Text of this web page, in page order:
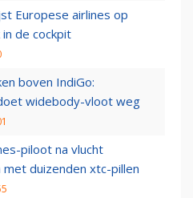
Europese airlines op
de cockpit
boven IndiGo:
widebody-vloot weg
piloot na vlucht
met duizenden xtc-pillen